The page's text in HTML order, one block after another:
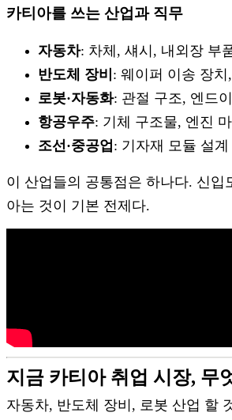
카티아를 쓰는 산업과 직무
자동차: 차체, 섀시, 내외장 부
반도체 장비 : 웨이퍼 이송 장
로봇·자동화: 관절 구조, 엔드
항공우주: 기체 구조물, 엔진
조선·중공업 : 기자재 모듈 설
이 산업들의 공통점은 하나다. 신입
아는 것이 기본 전제다.
지금 카티아 취업 시장, 무
자동차, 반도체 장비, 로봇 산업 할